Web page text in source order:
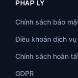
PHÁP LÝ
Chính sách bảo
Điều khoản dịch vụ
Chính sách hoàn
GDPR